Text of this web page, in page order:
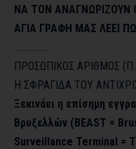
NA TON ANAΓNΩPIZOYN
AΓIA ΓPAΦH MAΣ ΛEEI
……………..
ΠΡΟΣΩΠΙΚΟΣ ΑΡΙΘΜΟΣ
Η ΣΦΡΑΓΙΔΑ ΤΟΥ
Ξεκινάει η επίσημη
Βρυξελλών (BEAST =
Surveillance Terminal =